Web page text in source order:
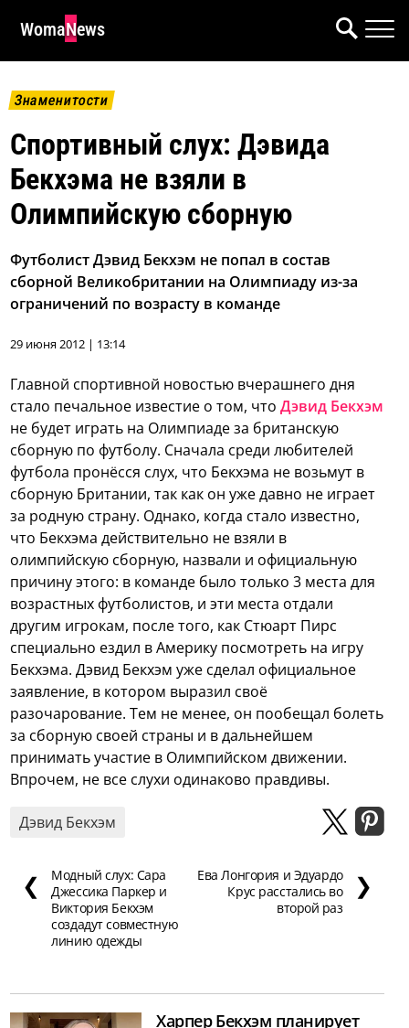
WomaNews
Знаменитости
Спортивный слух: Дэвида
Бекхэма не взяли в
Олимпийскую сборную
Футболист Дэвид Бекхэм не попал в состав
сборной Великобритании на Олимпиаду из-за
ограничений по возрасту в команде
29 июня 2012 | 13:14
Главной спортивной новостью вчерашнего дня
стало печальное известие о том, чтоДэвид Бекхэм
не будет играть на Олимпиаде за британскую
сборную по футболу. Сначала среди любителей
футбола пронёсся слух, что Бекхэма не возьмут в
сборную Британии, так как он уже давно не играет
за родную страну. Однако, когда стало известно,
что Бекхэма действительно не взяли в
олимпийскую сборную, назвали и официальную
причину этого: в команде было только 3 места для
возрастных футболистов, и эти места отдали
другим игрокам, после того, как Стюарт Пирс
специально ездил в Америку посмотреть на игру
Бекхэма. Дэвид Бекхэм уже сделал официальное
заявление, в котором выразил своё
разочарование. Тем не менее, он пообещал болеть
за сборную своей страны и в дальнейшем
принимать участие в Олимпийском движении.
Впрочем, не все слухи одинаково правдивы.
Дэвид Бекхэм
❮
Модный слух: Сара
Джессика Паркер и
Виктория Бекхэм
создадут совместную
линию одежды
Ева Лонгория и Эдуардо
Крус расстались во
второй раз
❯
Харпер Бекхэм планирует